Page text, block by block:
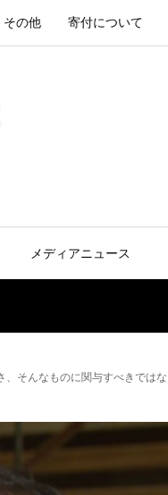
その他 寄付について
メディアニュース
そんなものに関与すべきでは